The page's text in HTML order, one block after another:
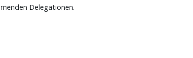
Delegationen.